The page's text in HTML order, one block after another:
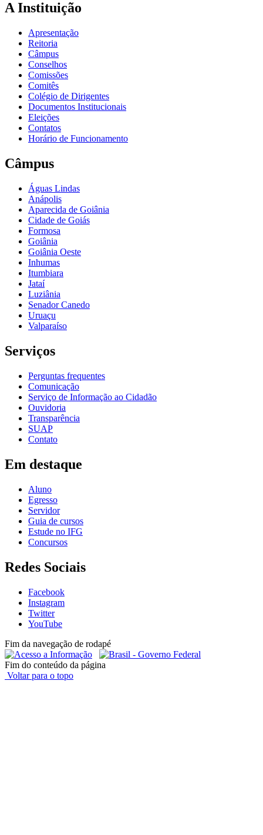
A Instituição
Apresentação
Reitoria
Câmpus
Conselhos
Comissões
Comitês
Colégio de Dirigentes
Documentos Institucionais
Eleições
Contatos
Horário de Funcionamento
Câmpus
Águas Lindas
Anápolis
Aparecida de Goiânia
Cidade de Goiás
Formosa
Goiânia
Goiânia Oeste
Inhumas
Itumbiara
Jataí
Luziânia
Senador Canedo
Uruaçu
Valparaíso
Serviços
Perguntas frequentes
Comunicação
Serviço de Informação ao Cidadão
Ouvidoria
Transparência
SUAP
Contato
Em destaque
Aluno
Egresso
Servidor
Guia de cursos
Estude no IFG
Concursos
Redes Sociais
Facebook
Instagram
Twitter
YouTube
Fim da navegação de rodapé
Fim do conteúdo da página
Voltar para o topo